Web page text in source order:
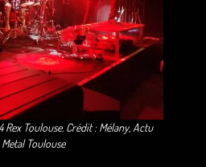
Toulouse. Crédit : Mélany, Actu
Metal Toulouse